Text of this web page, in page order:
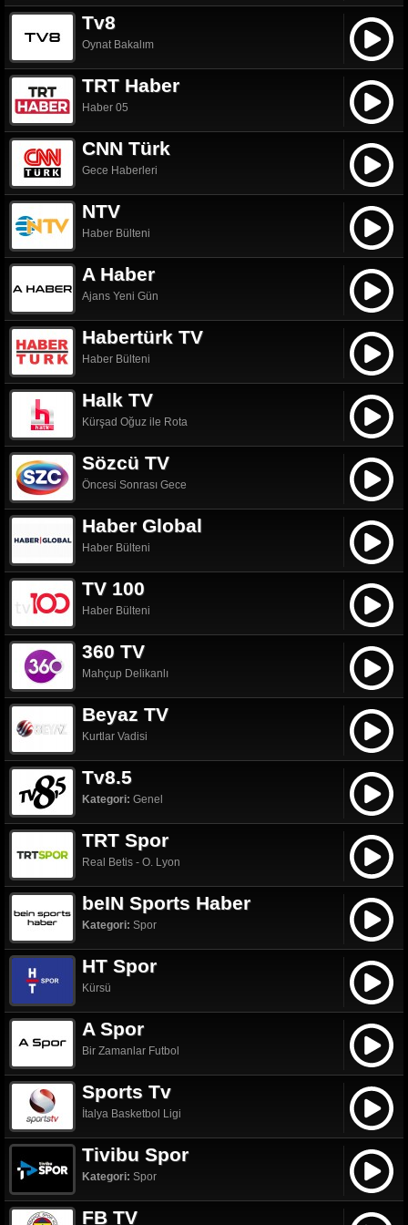
Tv8
Oynat Bakalım
TRT Haber
Haber 05
CNN Türk
Gece Haberleri
NTV
Haber Bülteni
A Haber
Ajans Yeni Gün
Habertürk TV
Haber Bülteni
Halk TV
Kürşad Oğuz ile Rota
Sözcü TV
Öncesi Sonrası Gece
Haber Global
Haber Bülteni
TV 100
Haber Bülteni
360 TV
Mahçup Delikanlı
Beyaz TV
Kurtlar Vadisi
Tv8.5
Kategori: Genel
TRT Spor
Real Betis - O. Lyon
beIN Sports Haber
Kategori: Spor
HT Spor
Kürsü
A Spor
Bir Zamanlar Futbol
Sports Tv
İtalya Basketbol Ligi
Tivibu Spor
Kategori: Spor
FB TV